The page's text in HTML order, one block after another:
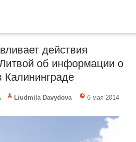
действия
об информации о
Калининграде
Liudmila Davydova 6 мая 2014